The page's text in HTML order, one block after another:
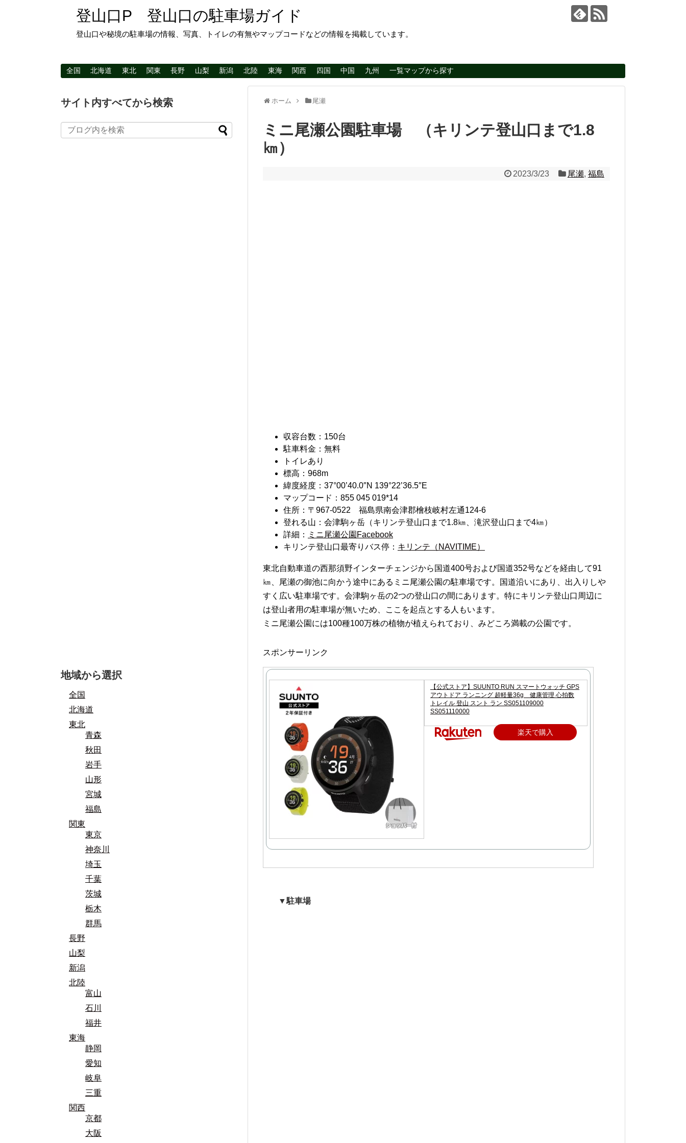
登山口P 登山口の駐車場ガイド
登山口や秘境の駐車場の情報、写真、トイレの有無やマップコードなどの情報を掲載しています。
全国 北海道 東北 関東 長野 山梨 新潟 北陸 東海 関西 四国 中国 九州 一覧マップから探す
ホーム 尾瀬
ミニ尾瀬公園駐車場 （キリンテ登山口まで1.8
㎞）
2023/3/23 尾瀬, 福島
収容台数：150台
駐車料金：無料
トイレあり
標高：968m
緯度経度：37°00’40.0″N 139°22’36.5″E
マップコード：855 045 019*14
住所：〒967-0522 福島県南会津郡檜枝岐村左通124-6
登れる山：会津駒ヶ岳（キリンテ登山口まで1.8㎞、滝沢登山口まで4㎞）
詳細：
ミニ尾瀬公園Facebook
キリンテ登山口最寄りバス停： キリンテ（NAVITIME）
東北自動車道の西那須野インターチェンジから国道400号および国道352号などを経由して91
㎞、尾瀬の御池に向かう途中にあるミニ尾瀬公園の駐車場です。国道沿いにあり、出入りしや
すく広い駐車場です。会津駒ヶ岳の2つの登山口の間にあります。特にキリンテ登山口周辺に
は登山者用の駐車場が無いため、ここを起点とする人もいます。
ミニ尾瀬公園には100種100万株の植物が植えられており、みどころ満載の公園です。
スポンサーリンク
【公式ストア】SUUNTO RUN スマートウォッチ GPS
アウトドア ランニング 超軽量36g 健康管理 心拍数
トレイル 登山 スント ラン SS051109000
SS051110000
楽天で購入
▼駐車場
サイト内すべてから検索
地域から選択
全国
北海道
東北
青森
秋田
岩手
山形
宮城
福島
関東
東京
神奈川
埼玉
千葉
茨城
栃木
群馬
長野
山梨
新潟
北陸
富山
石川
福井
東海
静岡
愛知
岐阜
三重
関西
京都
大阪